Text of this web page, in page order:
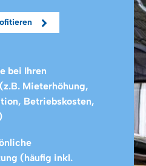
bei Ihren
Mieterhöhung,
Betriebskosten,
(häufig inkl.